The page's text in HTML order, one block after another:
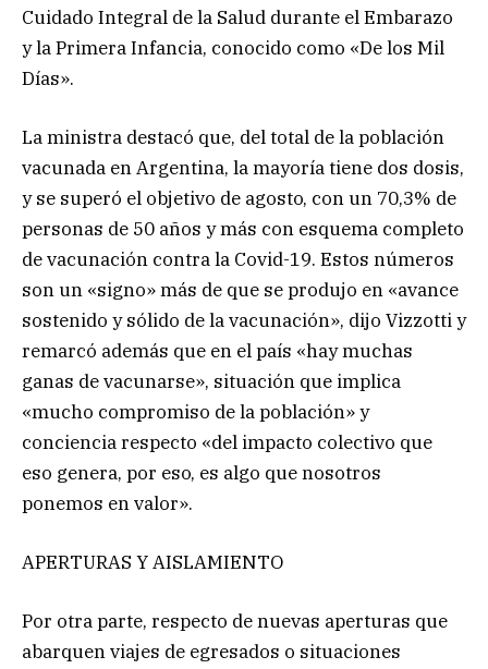
Cuidado Integral de la Salud durante el Embarazo
y la Primera Infancia, conocido como «De los Mil
Días».
La ministra destacó que, del total de la población
vacunada en Argentina, la mayoría tiene dos dosis,
y se superó el objetivo de agosto, con un 70,3% de
personas de 50 años y más con esquema completo
de vacunación contra la Covid-19. Estos números
son un «signo» más de que se produjo en «avance
sostenido y sólido de la vacunación», dijo Vizzotti y
remarcó además que en el país «hay muchas
ganas de vacunarse», situación que implica
«mucho compromiso de la población» y
conciencia respecto «del impacto colectivo que
eso genera, por eso, es algo que nosotros
ponemos en valor».
APERTURAS Y AISLAMIENTO
Por otra parte, respecto de nuevas aperturas que
abarquen viajes de egresados o situaciones